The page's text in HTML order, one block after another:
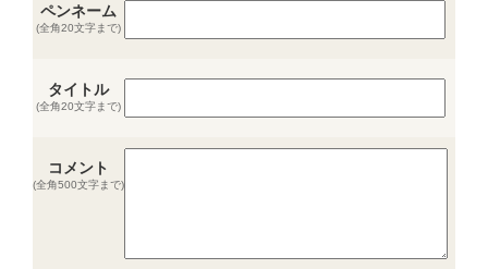
ペンネーム
(全角20文字まで)
タイトル
(全角20文字まで)
コメント
(全角500文字まで)